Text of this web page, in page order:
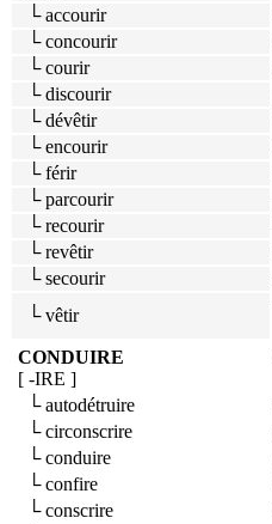
└ accourir
└ concourir
└ courir
└ discourir
└ dévêtir
└ encourir
└ férir
└ parcourir
└ recourir
└ revêtir
└ secourir
└ vêtir
CONDUIRE
[ -IRE ]
└ autodétruire
└ circonscrire
└ conduire
└ confire
└ conscrire